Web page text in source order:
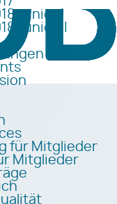
Junior I
Junior II
für Mitglieder
Mitglieder